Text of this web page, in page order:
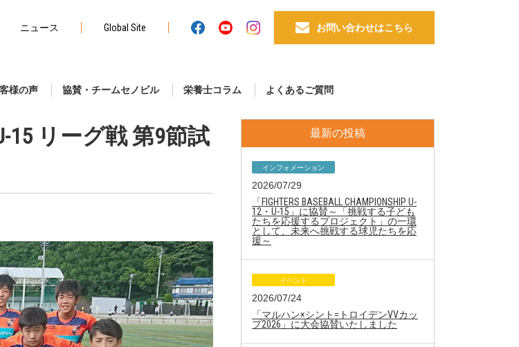
ニュース Global Site お問い合わせはこちら
様の声 協賛・チームセノビル 栄養士コラム よくあるご質問
15 リーグ戦 第9節試
最新の投稿
インフォメーション
2026/07/29
「FIGHTERS BASEBALL CHAMPIONSHIP U-
12・U-15」に協賛～「挑戦する子ども
たちを応援するプロジェクト」の一環
として、未来へ挑戦する球児たちを応
援～
イベント
2026/07/24
「マルハン×シント=トロイデンVVカッ
プ2026」に大会協賛いたしました